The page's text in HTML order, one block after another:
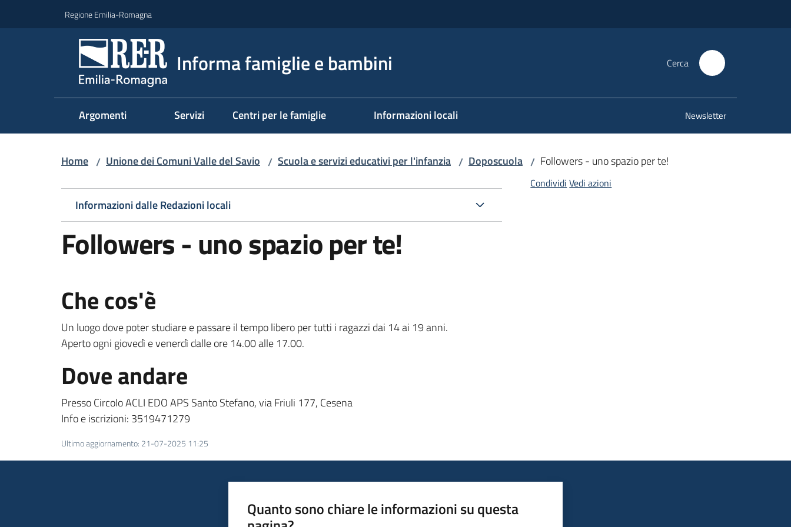
Regione Emilia-Romagna
Informa famiglie e bambini Cerca
Argomenti Servizi Centri per le famiglie Informazioni locali Newsletter
Home / Unione dei Comuni Valle del Savio / Scuola e servizi educativi per l'infanzia / Doposcuola / Followers - uno spazio per te!
Informazioni dalle Redazioni locali
Followers - uno spazio per te!
Condividi Vedi azioni
Che cos'è
Un luogo dove poter studiare e passare il tempo libero per tutti i ragazzi dai 14 ai 19 anni.
Aperto ogni giovedì e venerdì dalle ore 14.00 alle 17.00.
Dove andare
Presso Circolo ACLI EDO APS Santo Stefano, via Friuli 177, Cesena
Info e iscrizioni: 3519471279
Ultimo aggiornamento: 21-07-2025 11:25
Quanto sono chiare le informazioni su questa